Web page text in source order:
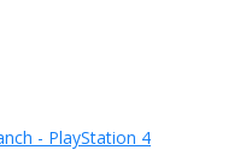
- PlayStation 4